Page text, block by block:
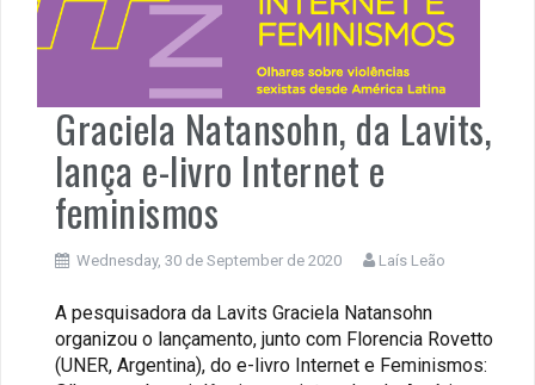
Graciela Natansohn, da Lavits,
lança e-livro Internet e
feminismos
Wednesday, 30 de September de 2020 Laís Leão
A pesquisadora da Lavits Graciela Natansohn
organizou o lançamento, junto com Florencia Rovetto
(UNER, Argentina), do e-livro Internet e Feminismos: